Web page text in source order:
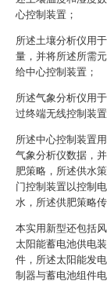
心控制装置；
所述土壤分析仪用
量，并将所述所需
给中心控制装置；
所述气象分析仪用
过终端无线控制装
所述中心控制装置
气象分析仪数据，
肥策略，所述供水
门控制装置以控制
水，所述供肥策略
本实用新型还包括
太阳能蓄电池供电
件，所述太阳能发
制器与蓄电池组件电